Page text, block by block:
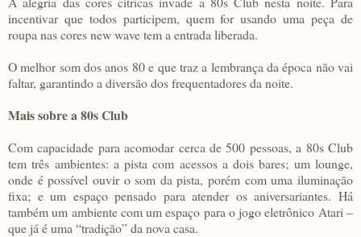
incentivar que todos participem, quem for usando uma peça de
roupa nas cores new wave tem a entrada liberada.
O melhor som dos anos 80 e que traz a lembrança da época não vai
faltar, garantindo a diversão dos frequentadores da noite.
Mais sobre a 80s Club
Com capacidade para acomodar cerca de 500 pessoas, a 80s Club
tem três ambientes: a pista com acessos a dois bares; um lounge,
onde é possível ouvir o som da pista, porém com uma iluminação
fixa; e um espaço pensado para atender os aniversariantes. Há
também um ambiente com um espaço para o jogo eletrônico Atari –
que já é uma “tradição” da nova casa.